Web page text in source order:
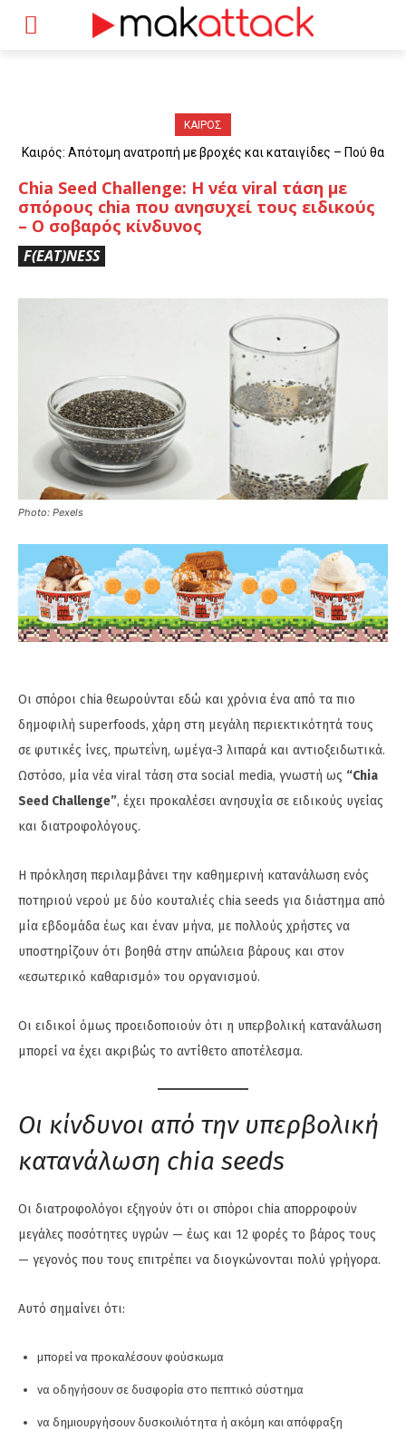
ΚΑΙΡΟΣ
Καιρός: Απότομη ανατροπή με βροχές και καταιγίδες – Πού θα
Chia Seed Challenge: Η νέα viral τάση με
σπόρους chia που ανησυχεί τους ειδικούς
– Ο σοβαρός κίνδυνος
F(EAT)NESS
Photo: Pexels
Οι σπόροι chia θεωρούνται εδώ και χρόνια ένα από τα πιο
δημοφιλή superfoods, χάρη στη μεγάλη περιεκτικότητά τους
σε φυτικές ίνες, πρωτεΐνη, ωμέγα-3 λιπαρά και αντιοξειδωτικά.
Ωστόσο, μία νέα viral τάση στα social media, γνωστή ως “Chia
Seed Challenge”, έχει προκαλέσει ανησυχία σε ειδικούς υγείας
και διατροφολόγους.
Η πρόκληση περιλαμβάνει την καθημερινή κατανάλωση ενός
ποτηριού νερού με δύο κουταλιές chia seeds για διάστημα από
μία εβδομάδα έως και έναν μήνα, με πολλούς χρήστες να
υποστηρίζουν ότι βοηθά στην απώλεια βάρους και στον
«εσωτερικό καθαρισμό» του οργανισμού.
Οι ειδικοί όμως προειδοποιούν ότι η υπερβολική κατανάλωση
μπορεί να έχει ακριβώς το αντίθετο αποτέλεσμα.
Οι κίνδυνοι από την υπερβολική
κατανάλωση chia seeds
Οι διατροφολόγοι εξηγούν ότι οι σπόροι chia απορροφούν
μεγάλες ποσότητες υγρών — έως και 12 φορές το βάρος τους
— γεγονός που τους επιτρέπει να διογκώνονται πολύ γρήγορα.
Αυτό σημαίνει ότι:
μπορεί να προκαλέσουν φούσκωμα
να οδηγήσουν σε δυσφορία στο πεπτικό σύστημα
να δημιουργήσουν δυσκοιλιότητα ή ακόμη και απόφραξη